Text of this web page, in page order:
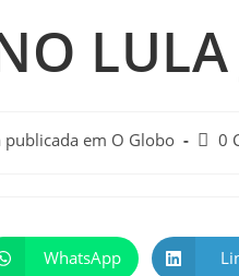
publicada em O Globo 0
WhatsApp